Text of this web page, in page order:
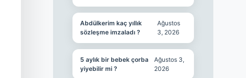
Abdülkerim kaç yıllık
sözleşme imzaladı ?
Ağustos
3, 2026
5 aylık bir bebek çorba
yiyebilir mi ?
Ağustos 3,
2026